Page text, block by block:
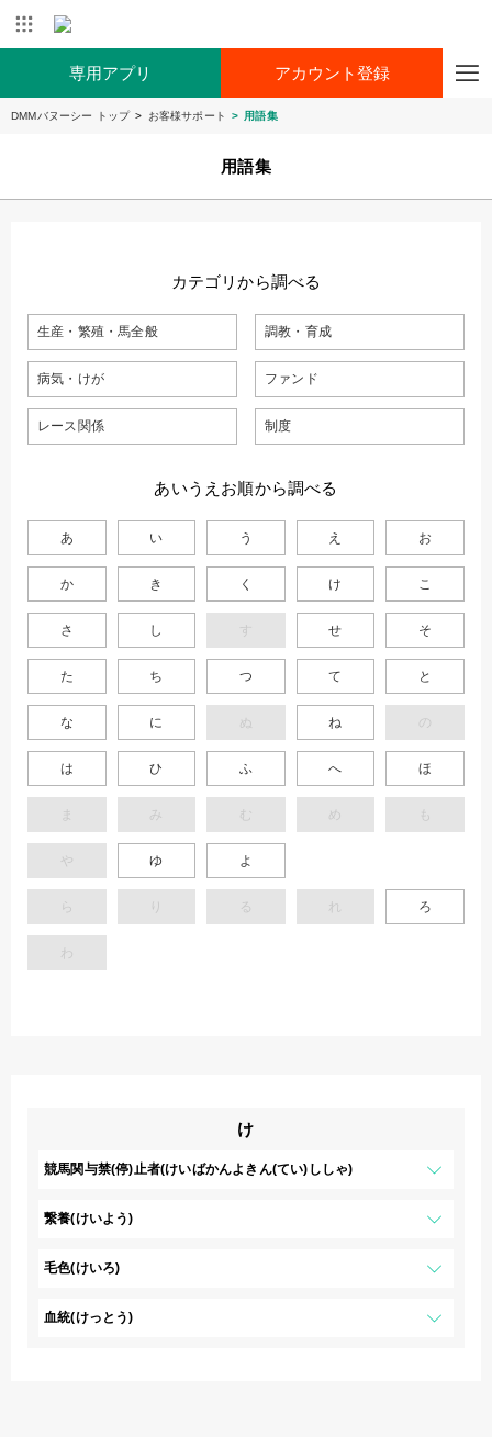
専用アプリ アカウント登録
DMMバヌーシー トップ お客様サポート 用語集
用語集
カテゴリから調べる
生産・繁殖・馬全般 調教・育成
病気・けが ファンド
レース関係 制度
あいうえお順から調べる
あ い う え お
か き く け こ
さ し す せ そ
た ち つ て と
な に ぬ ね の
は ひ ふ へ ほ
み む め も
や ゆ よ
ら り る れ ろ
わ
け
競馬関与禁(停)止者(けいばかんよきん(てい)ししゃ)
繋養(けいよう)
毛色(けいろ)
血統(けっとう)